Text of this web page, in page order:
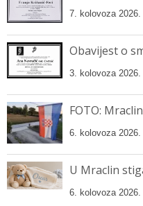
7. kolovoza 2026.
Obavijest o
3. kolovoza 2026.
FOTO:
6. kolovoza 2026.
U Mraclin
6. kolovoza 2026.